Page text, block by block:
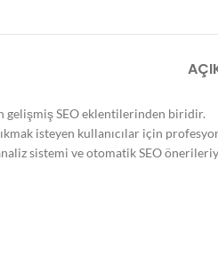
gelişmiş SEO eklentilerinden biridir.
isteyen kullanıcılar için
sistemi ve otomatik SEO